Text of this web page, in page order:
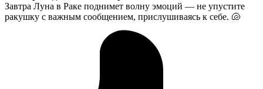
Завтра Луна в Раке поднимет волну эмоций — не упустите
ракушку с важным сообщением, прислушиваясь к себе. 🐚